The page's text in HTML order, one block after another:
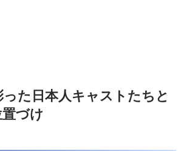
た日本人キャストたちと
づけ